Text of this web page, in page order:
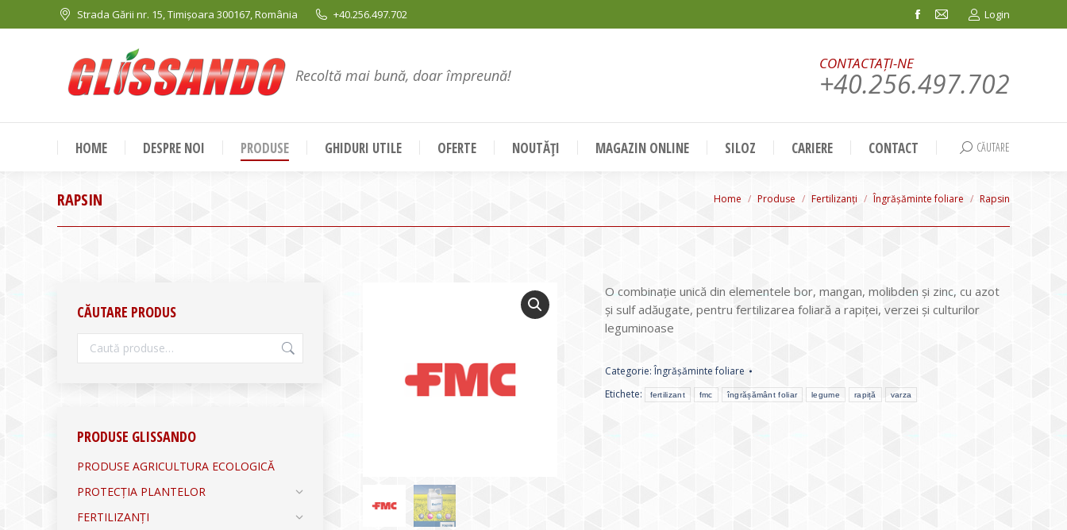
Strada Gării nr. 15, Timișoara 300167, România +40.256.497.702
Facebook
in
window
Mail
in
window
Login
Recoltă mai bună, doar împreună!
CONTACTAȚI-NE
+40.256.497.702
HOME DESPRE NOI PRODUSE GHIDURI UTILE OFERTE NOUTĂȚI MAGAZIN ONLINE SILOZ CARIERE CONTACT Search:
CĂUTARE
RAPSIN You are here:
Home Produse Fertilizanți Îngrășăminte foliare Rapsin
O combinaţie unică din elementele bor, mangan, molibden şi zinc, cu azot
şi sulf adăugate, pentru fertilizarea foliară a rapiţei, verzei şi culturilor
leguminoase
Categorie:Îngrășăminte foliare
Etichete:
fertilizant fmc îngrășământ foliar legume rapiță varza
CĂUTARE PRODUS
PRODUSE GLISSANDO
PRODUSE AGRICULTURA ECOLOGICĂ
PROTECȚIA PLANTELOR
FERTILIZANȚI